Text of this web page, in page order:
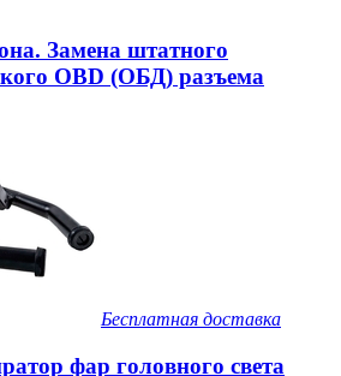
Замена штатного
OBD (ОБД) разъема
Бесплатная доставка
фар головного света